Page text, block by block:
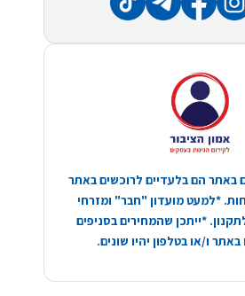
באתר הם בלעדיים לרוכשים באתר
*למעט מועדון "חבר" ומזרחי
*ייתכן שהמחירים בסניפים
באתר ו/או בטלפון יהיו שונים.